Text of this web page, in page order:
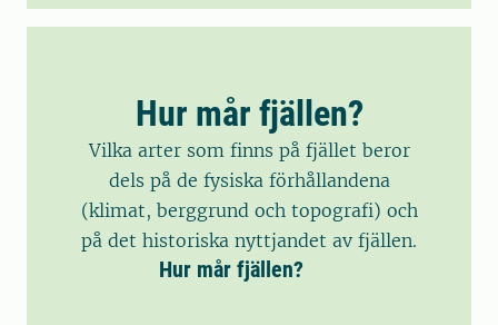
Hur mår fjällen?
Vilka arter som finns på fjället beror
dels på de fysiska förhållandena
(klimat, berggrund och topografi) och
på det historiska nyttjandet av fjällen.
Hur mår fjällen?